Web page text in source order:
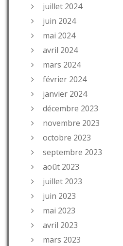
juillet 2024
juin 2024
mai 2024
avril 2024
mars 2024
février 2024
janvier 2024
décembre 2023
novembre 2023
octobre 2023
septembre 2023
août 2023
juillet 2023
juin 2023
mai 2023
avril 2023
mars 2023